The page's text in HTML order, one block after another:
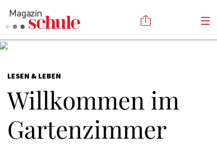
Online-Magazin
Newsletter
Mediadaten
Kontakt
Impressum
Kommentieren
Abonnieren
Anmelden
LESEN & LEBEN
Willkommen im
Gartenzimmer